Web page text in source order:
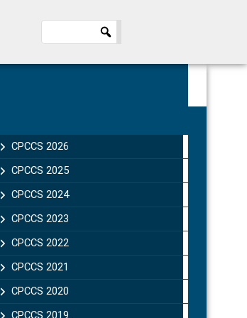
Sidebar
CPCCS 2026
CPCCS 2025
CPCCS 2024
CPCCS 2023
CPCCS 2022
CPCCS 2021
CPCCS 2020
CPCCS 2019 .